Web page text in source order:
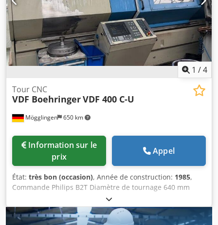
1 /4
Mögglingen 650 km
Tour CNC
VDF BoehringerVDF 400 C-U
prix
Appel
État: très bon (occasion), Année de construction: 1985,
Commande Philips B2T Diamètre de tournage 640 mm
Diamètre d’usinage longitudinal 550 mm Diamètre
d’usinage sur la tourelle 450 mm Longueur de tournage
1000 mm Vitesse de rotation de la broche 2 240 tr/min